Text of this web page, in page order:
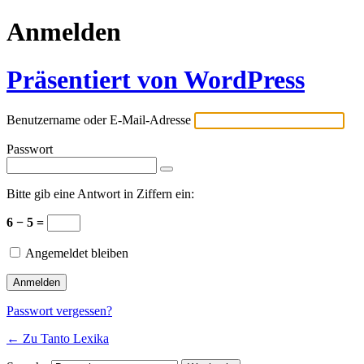
Anmelden
Präsentiert von WordPress
Benutzername oder E-Mail-Adresse
Passwort
Bitte gib eine Antwort in Ziffern ein:
6 − 5 =
Angemeldet bleiben
Passwort vergessen?
← Zu Tanto Lexika